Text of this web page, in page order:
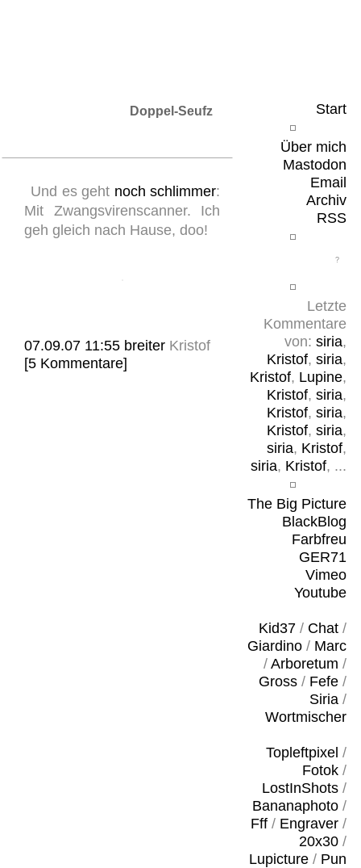
Start
Über mich
Mastodon
Email
Archiv
RSS
Letzte
Kommentare
von: siria,
Kristof, siria,
Kristof, Lupine,
Kristof, siria,
Kristof, siria,
Kristof, siria,
siria, Kristof,
siria, Kristof, ...
The Big Picture
BlackBlog
Farbfreu
GER71
Vimeo
Youtube
Kid37/ Chat/
Giardino/ Marc
/ Arboretum /
Gross/ Fefe/
Siria/
Wortmischer
Topleftpixel /
Fotok/
LostInShots/
Bananaphoto/
Fff/ Engraver/
20x30/
Lupicture/ Pun
Doppel-Seufz
Und es geht noch schlimmer:
Mit Zwangsvirenscanner. Ich
geh gleich nach Hause, doo!
07.09.07 11:55 breiter Kristof
[5 Kommentare]